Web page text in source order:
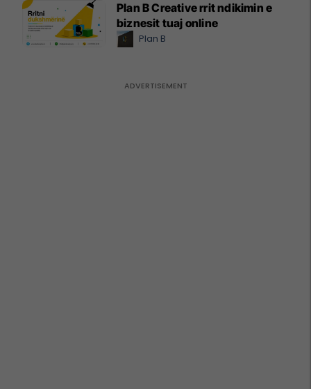
Plan B Creative rrit ndikimin e
biznesit tuaj online
Plan B